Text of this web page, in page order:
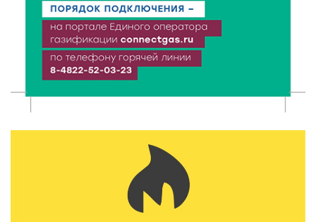
8 Авг 2026 12:12 1165
Более 40 миллионов на металлургию получил бизнес
Твери
8 Авг 2026 11:37 384
От теории до практики: в детских лагерях Тверской
Арбуз без риска: на что обратить внимание при
покупке — советы Роскачества